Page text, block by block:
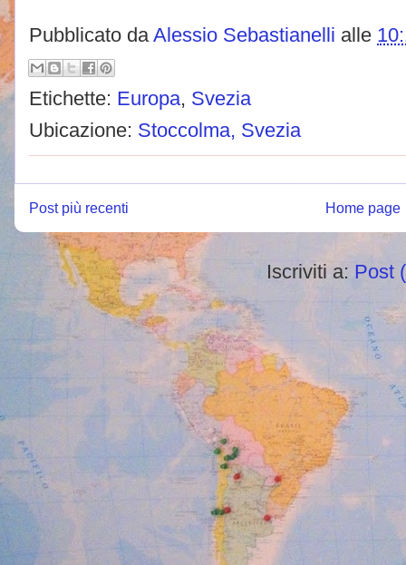
Pubblicato da Alessio Sebastianelli alle
Etichette: Europa, Svezia
Ubicazione: Stoccolma, Svezia
Post più recenti Home page
Iscriviti a: Post